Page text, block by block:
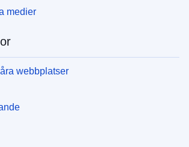
medier
webbplatser